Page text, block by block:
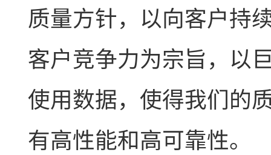
质量方针，以向客户持
客户竞争力为宗旨，以
使用数据，使得我们的
有高性能和高可靠性。